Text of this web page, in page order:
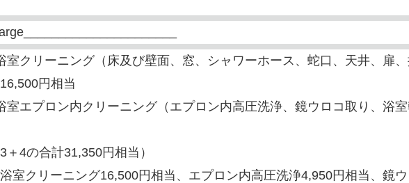
室クリーニング（床及び壁面、窓、シャワーホース、蛇口、天井、扉
円相当
室エプロン内クリーニング（エプロン内高圧洗浄、鏡ウロコ取り、浴
4の合計31,350円相当）
クリーニング16,500円相当、エプロン内高圧洗浄4,950円相当、鏡